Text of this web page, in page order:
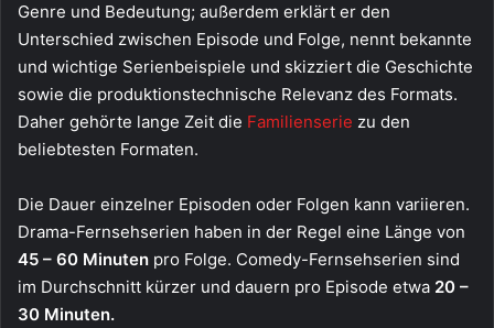
Genre und Bedeutung; außerdem erklärt er den
Unterschied zwischen Episode und Folge, nennt bekannte
und wichtige Serienbeispiele und skizziert die Geschichte
sowie die produktionstechnische Relevanz des Formats.
Daher gehörte lange Zeit die Familienserie zu den
beliebtesten Formaten.
Die Dauer einzelner Episoden oder Folgen kann variieren.
Drama-Fernsehserien haben in der Regel eine Länge von
45 – 60 Minuten pro Folge. Comedy-Fernsehserien sind
im Durchschnitt kürzer und dauern pro Episode etwa 20 –
30 Minuten.